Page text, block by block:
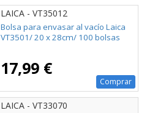
LAICA - VT35012
Bolsa para envasar al vacío Laica
VT3501/ 20 x 28cm/ 100 bolsas
17,99 €
Comprar
LAICA - VT33070